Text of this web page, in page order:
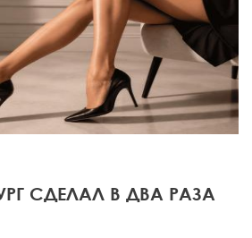
СДЕЛАЛ В ДВА РАЗА